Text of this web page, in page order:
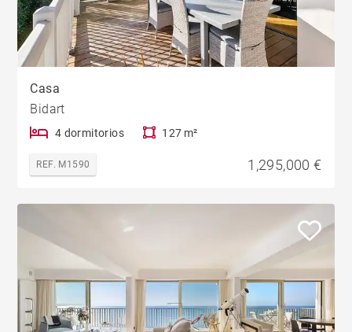
Casa
Bidart
4 dormitorios 127 m²
REF. M1590 1,295,000 €